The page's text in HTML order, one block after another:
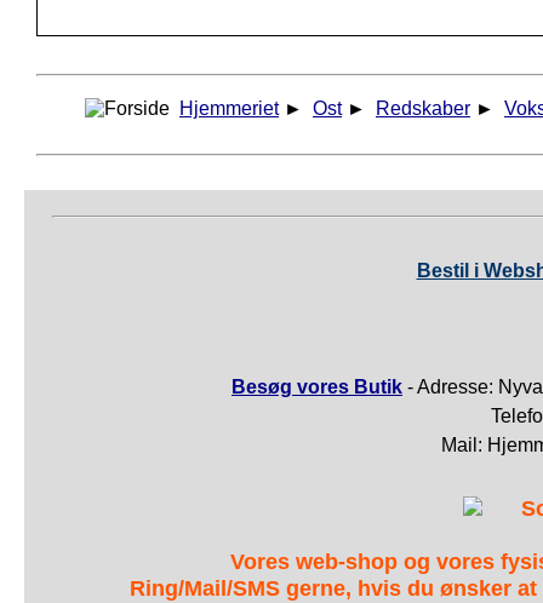
Hjemmeriet ► Ost ► Redskaber ►
Bestil i
Besøg vores Butik - Adresse:
Mail:
Vores web-shop og vores
Ring/Mail/SMS gerne, hvis du ønsker